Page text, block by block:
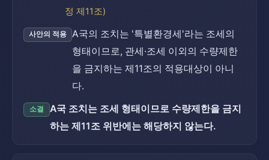
정 제11조)
사안의 적용
A국의 조치는 '특별환경세'라는 조세의
형태이므로, 관세·조세 이외의 수량제한
을 금지하는 제11조의 적용대상이 아니
다.
소결
A국 조치는 조세 형태이므로 수량제한을 금지
하는 제11조 위반에는 해당하지 않는다.